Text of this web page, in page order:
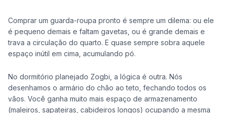
Comprar um guarda-roupa pronto é sempre um dilema: ou ele
é pequeno demais e faltam gavetas, ou é grande demais e
trava a circulação do quarto. E quase sempre sobra aquele
espaço inútil em cima, acumulando pó.
No dormitório planejado Zogbi, a lógica é outra. Nós
desenhamos o armário do chão ao teto, fechando todos os
vãos. Você ganha muito mais espaço de armazenamento
(maleiros, sapateiras, cabideiros longos) ocupando a mesma